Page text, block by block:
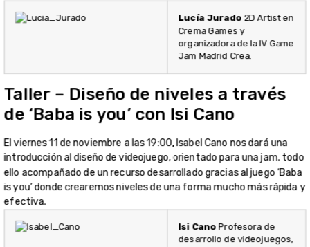
Lucía Jurado 2D Artist en
Crema Games y
organizadora de la IV Game
Jam Madrid Crea.
Taller – Diseño de niveles a través
de ‘Baba is you’ con Isi Cano
El viernes 11 de noviembre a las 19:00, Isabel Cano nos dará una
introducción al diseño de videojuego, orientado para una jam. todo
ello acompañado de un recurso desarrollado gracias al juego ‘Baba
is you’ donde crearemos niveles de una forma mucho más rápida y
efectiva.
Isi Cano Profesora de
desarrollo de videojuegos,